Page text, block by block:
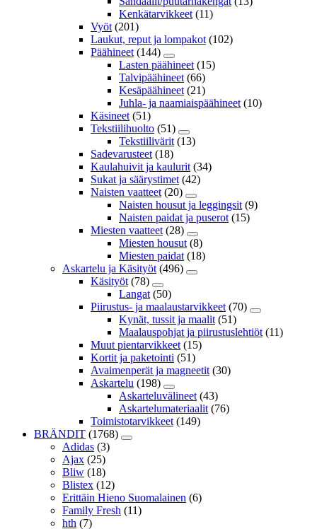
Kenkätarvikkeet (11)
Vyöt (201)
Laukut, reput ja lompakot (102)
Päähineet (144)
Lasten päähineet (15)
Talvipäähineet (66)
Kesäpäähineet (21)
Juhla- ja naamiaispäähineet (10)
Käsineet (51)
Tekstiilihuolto (51)
Tekstiilivärit (13)
Sadevarusteet (18)
Kaulahuivit ja kaulurit (34)
Sukat ja säärystimet (42)
Naisten vaatteet (20)
Naisten housut ja leggingsit (9)
Naisten paidat ja puserot (15)
Miesten vaatteet (28)
Miesten housut (8)
Miesten paidat (18)
Askartelu ja Käsityöt (496)
Käsityöt (78)
Langat (50)
Piirustus- ja maalaustarvikkeet (70)
Kynät, tussit ja maalit (51)
Maalauspohjat ja piirustuslehtiöt (11)
Muut pientarvikkeet (15)
Kortit ja paketointi (51)
Avaimenperät ja magneetit (30)
Askartelu (198)
Askarteluvälineet (43)
Askartelumateriaalit (76)
Toimistotarvikkeet (149)
BRÄNDIT (1768)
Adidas (3)
Ajax (25)
Bliw (18)
Blistex (12)
Erittäin Hieno Suomalainen (6)
Family Fresh (11)
hth (7)